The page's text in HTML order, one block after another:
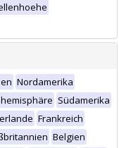
Nordamerika
Südamerika
Frankreich
Belgien